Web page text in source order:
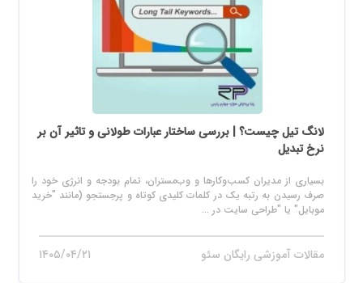
لانگ تیل چیست؟ | بررسی ساختار عبارات طولانی و تاثیر آن بر
نرخ تبدیل
بسیاری از مدیران کسب‌وکارها و وب‌مستران، تمام بودجه و انرژی خود را
صرف رسیدن به رتبه یک در کلمات کلیدی کوتاه و پرجستجو (مانند "خرید
موبایل" یا "طراحی سایت در ...
مقالات آموزشی رایگان سئو ۱۴۰۵/۰۴/۲۱